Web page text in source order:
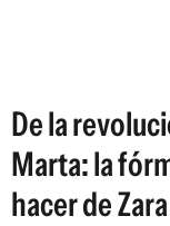
De la
Marta: la
hacer de